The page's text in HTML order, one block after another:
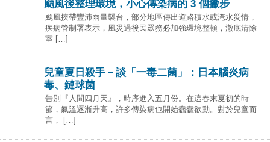
颱風後整理環境，小心傳染病的 3 個撇步
颱風挾帶豐沛雨量襲台，部分地區傳出道路積水或淹水災情，
疾病管制署表示，風災過後民眾務必加強環境整頓，澈底清除
室 […]
兒童夏日殺手－談「一毒二菌」：日本腦炎病
毒、鏈球菌
告別『人間四月天』，時序進入五月份。在這春末夏初的時
節，氣溫逐漸升高，許多傳染病也開始蠢蠢欲動。對於兒童而
言， […]